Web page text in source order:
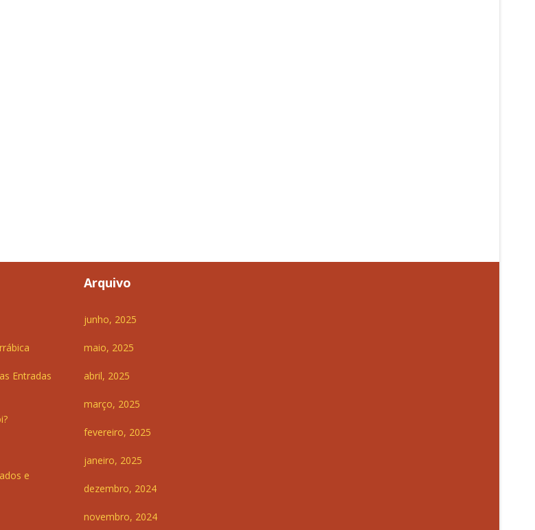
Entradas
e
Arquivo
junho, 2025
maio, 2025
abril, 2025
março, 2025
fevereiro, 2025
janeiro, 2025
dezembro, 2024
novembro, 2024